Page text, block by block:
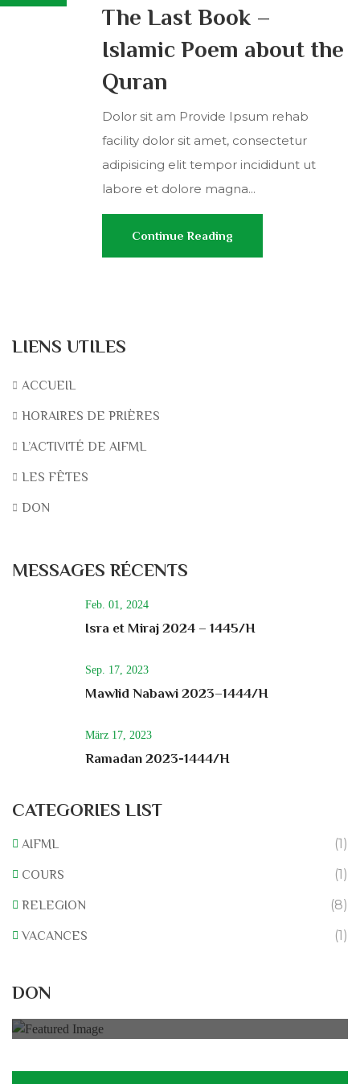
The Last Book –
Islamic Poem about the
Quran
Dolor sit am Provide Ipsum rehab
facility dolor sit amet, consectetur
adipisicing elit tempor incididunt ut
labore et dolore magna...
Continue Reading
LIENS UTILES
ACCUEIL
HORAIRES DE PRIÈRES
L’ACTIVITÉ DE AIFML
LES FÊTES
DON
MESSAGES RÉCENTS
Feb. 01, 2024
Isra et Miraj 2024 – 1445/H
Sep. 17, 2023
Mawlid Nabawi 2023–1444/H
März 17, 2023
Ramadan 2023-1444/H
CATEGORIES LIST
AIFML (1)
COURS (1)
RELEGION (8)
VACANCES (1)
DON
0% of